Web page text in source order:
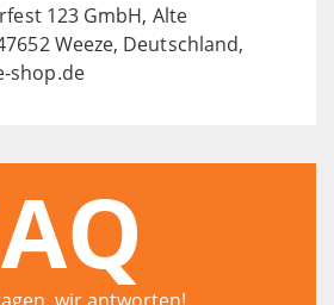
123 GmbH, Alte
Weeze, Deutschland,
shop.de